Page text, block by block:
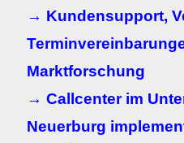
→ Kundensupport,
Marktforschung
→ Callcenter im
Neuerburg